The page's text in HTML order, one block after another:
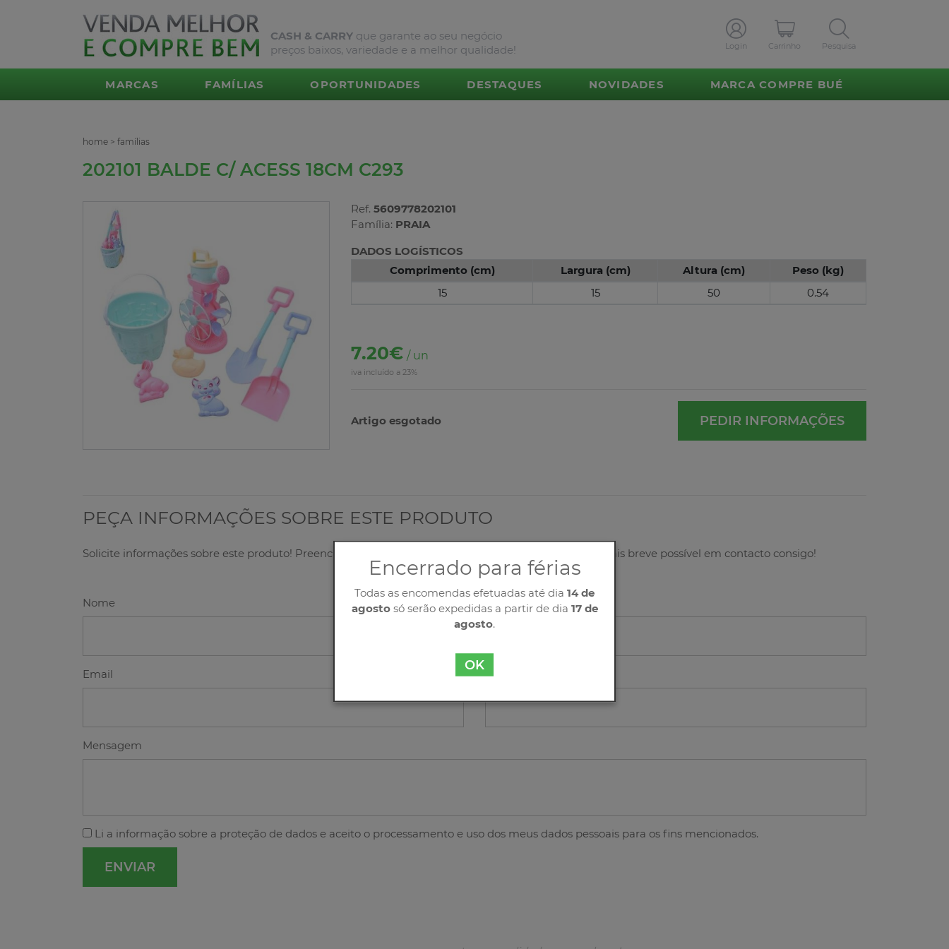
CASH & CARRY que garante ao seu negócio
preços baixos, variedade e a melhor qualidade!
Login Carrinho Pesquisa
MARCAS FAMÍLIAS OPORTUNIDADES DESTAQUES NOVIDADES MARCA COMPRE BUÉ
home > famílias
202101 BALDE C/ ACESS 18CM C293
Ref. 5609778202101
Família: PRAIA
DADOS LOGÍSTICOS
Comprimento (cm)
Largura (cm) Altura (cm)
Peso (kg)
15
15 50 0.54
7.20€ / un
iva incluído a 23%
Artigo esgotado PEDIR INFORMAÇÕES
PEÇA INFORMAÇÕES SOBRE ESTE PRODUTO
Solicite informações sobre este produto! Preencha corretamente o nosso formulário, entraremos o mais breve possível em contacto consigo!
Nome
Email Contacto
Mensagem
Li a informação sobre a proteção de dados e aceito o processamento e uso dos meus dados pessoais para os fins mencionados.
Encerrado para férias
Todas as encomendas efetuadas até dia 14 de
agostosó serão expedidas a partir de dia 17 de
agosto.
OK